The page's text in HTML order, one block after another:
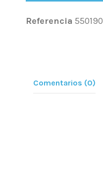
Referencia 550190
Comentarios (0)